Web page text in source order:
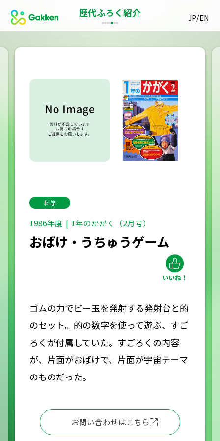
JP/EN
歴代ふろく紹介
科学
1986年度 1年のかがく（2月号）
おばけ・うちゅうゲーム
ゴムの力でビー玉を発射する発射台と的
のセット。的の数字を使って遊ぶ、すご
ろくが付属していた。すごろくの内容
が、片面がおばけで、片面が宇宙テーマ
のものだった。
お問い合わせはこちら